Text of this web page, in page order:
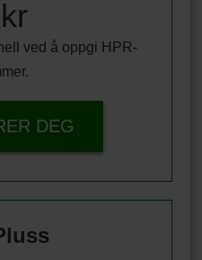
ved å oppgi HPR-
DEG